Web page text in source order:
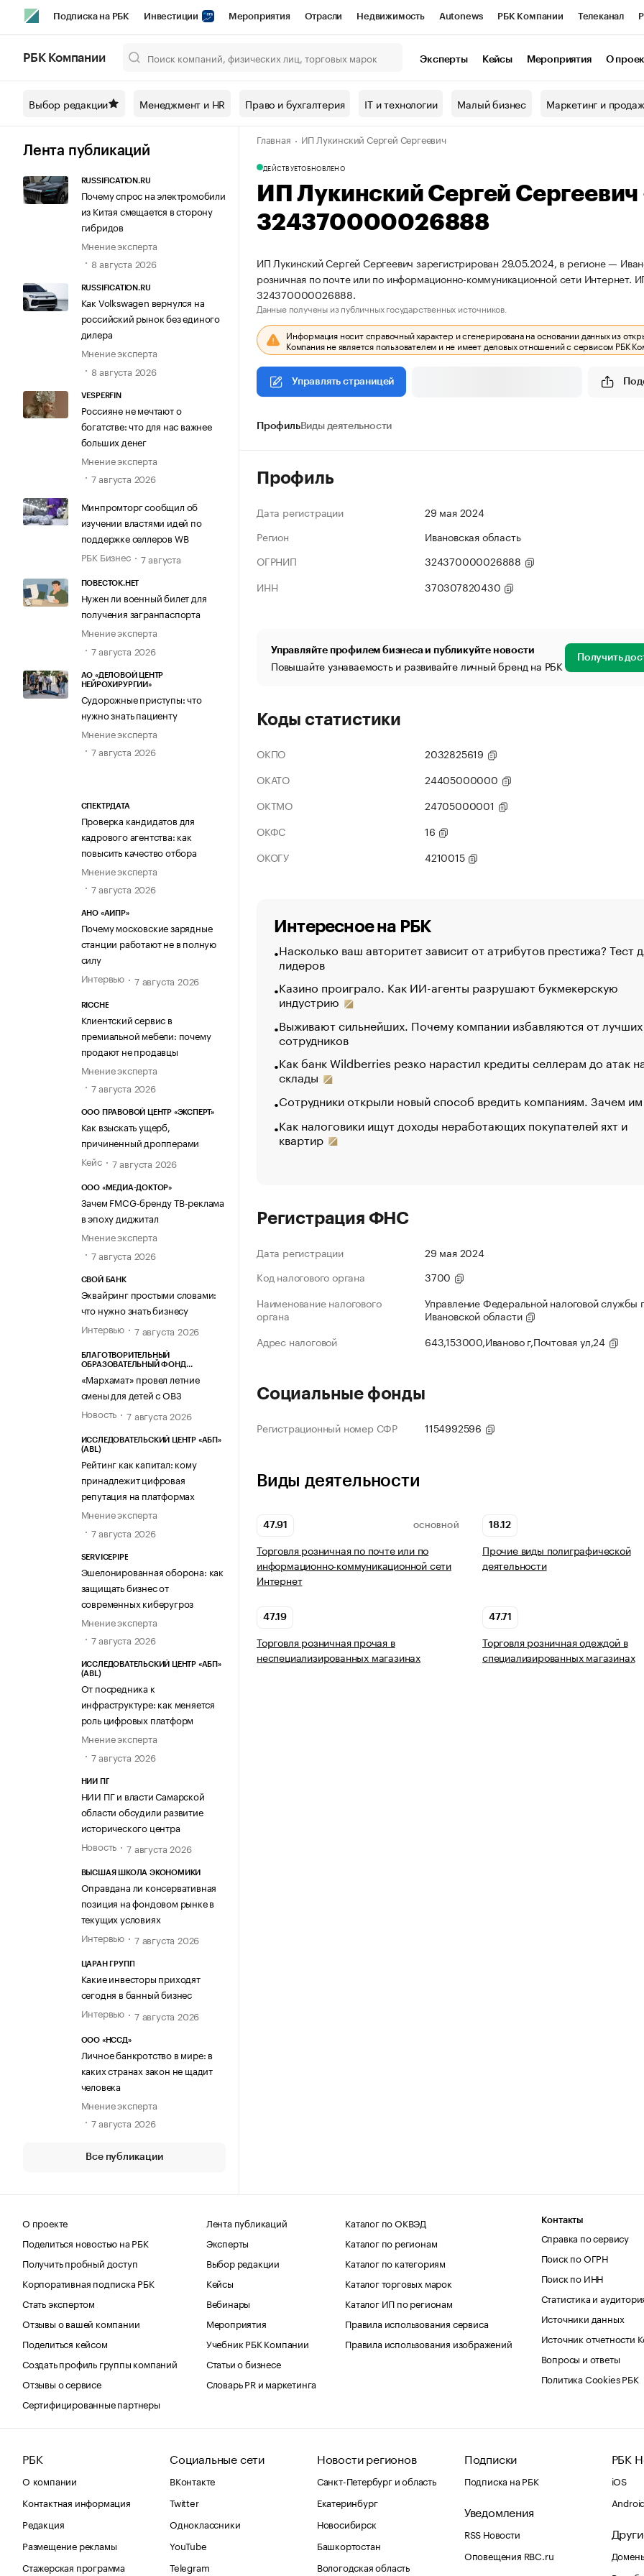
Подписка на РБК Инвестиции Мероприятия Отрасли Недвижимость Autonews РБК Компании Телеканал
Спецпроекты СПб Конференции СПб Спецпроекты Проверка контрагентов
Технологии и медиа Рынок наличной валюты
РБК Компании Эксперты Кейсы Мероприятия О
Выбор редакции Менеджмент и HR Право и бухгалтерия IT и технологии Малый бизнес Маркетинг и
Лента публикаций
RUSSIFICATION.RU
Почему спрос на электромобили
из Китая смещается в сторону
гибридов
Мнение эксперта
8 августа 2026
RUSSIFICATION.RU
Как Volkswagen вернулся на
российский рынок без единого
дилера
Мнение эксперта
8 августа 2026
VESPERFIN
Россияне не мечтают о
богатстве: что для нас важнее
больших денег
Мнение эксперта
7 августа 2026
Минпромторг сообщил об
изучении властями идей по
поддержке селлеров WB
РБК Бизнес
7 августа
ПОВЕСТОК.НЕТ
Нужен ли военный билет для
получения загранпаспорта
Мнение эксперта
7 августа 2026
АО «ДЕЛОВОЙ ЦЕНТР
НЕЙРОХИРУРГИИ»
Судорожные приступы: что
нужно знать пациенту
Мнение эксперта
7 августа 2026
СПЕКТРДАТА
Проверка кандидатов для
кадрового агентства: как
повысить качество отбора
Мнение эксперта
7 августа 2026
АНО «АИПР»
Почему московские зарядные
станции работают не в полную
силу
Интервью
7 августа 2026
RICCHE
Клиентский сервис в
премиальной мебели: почему
продают не продавцы
Мнение эксперта
7 августа 2026
ООО ПРАВОВОЙ ЦЕНТР «ЭКСПЕРТ»
Как взыскать ущерб,
причиненный дропперами
Кейс
7 августа 2026
ООО «МЕДИА-ДОКТОР»
Зачем FMCG-бренду ТВ-реклама
в эпоху диджитал
Мнение эксперта
7 августа 2026
СВОЙ БАНК
Эквайринг простыми словами:
что нужно знать бизнесу
Интервью
7 августа 2026
БЛАГОТВОРИТЕЛЬНЫЙ
ОБРАЗОВАТЕЛЬНЫЙ ФОНД
«Мархамат» провел летние
смены для детей с ОВЗ
Новость
7 августа 2026
ИССЛЕДОВАТЕЛЬСКИЙ ЦЕНТР «АБП»
(ABL)
Рейтинг как капитал: кому
принадлежит цифровая
репутация на платформах
Мнение эксперта
7 августа 2026
SERVICEPIPE
Эшелонированная оборона: как
защищать бизнес от
современных киберугроз
Мнение эксперта
7 августа 2026
ИССЛЕДОВАТЕЛЬСКИЙ ЦЕНТР «АБП»
(ABL)
От посредника к
инфраструктуре: как меняется
роль цифровых платформ
Мнение эксперта
7 августа 2026
НИИ ПГ
НИИ ПГ и власти Самарской
области обсудили развитие
исторического центра
Новость
7 августа 2026
ВЫСШАЯ ШКОЛА ЭКОНОМИКИ
Оправдана ли консервативная
позиция на фондовом рынке в
текущих условиях
Интервью
7 августа 2026
ЦАРАН ГРУПП
Какие инвесторы приходят
сегодня в банный бизнес
Интервью
7 августа 2026
ООО «НССД»
Личное банкротство в мире: в
каких странах закон не щадит
человека
Мнение эксперта
7 августа 2026
Все публикации
Главная ИП Лукинский Сергей Сергеевич
ДЕЙСТВУЕТОБНОВЛЕНО
ИП Лукинский Сергей
324370000026888
ИП Лукинский Сергей Сергеевич зарегистрирован 29.05.2024, в регионе —
розничная по почте или по информационно-коммуникационной сети
324370000026888.
Данные получены из публичных государственных источников.
Информация носит справочный характер и сгенерирована на основании данных из
Компания не является пользователем и не имеет деловых отношений с сервисом РБК
Управлять страницей
ПрофильВиды деятельности
Профиль
Дата регистрации
29 мая 2024
Регион
Ивановская область
ОГРНИП
324370000026888
ИНН
370307820430
Управляйте профилем бизнеса и публикуйте новости
Повышайте узнаваемость и развивайте личный бренд на РБК Получить
Коды статистики
ОКПО
2032825619
ОКАТО
24405000000
ОКТМО
24705000001
ОКФС
16
ОКОГУ
4210015
Интересное на РБК
Насколько ваш авторитет зависит от атрибутов престижа? Тест
лидеров
Казино проиграло. Как ИИ-агенты разрушают букмекерскую
индустрию
Выживают сильнейших. Почему компании избавляются от лучших
сотрудников
Как банк Wildberries резко нарастил кредиты селлерам до атак
склады
Сотрудники открыли новый способ вредить компаниям. Зачем
Как налоговики ищут доходы неработающих покупателей яхт и
квартир
Регистрация ФНС
Дата регистрации
29 мая 2024
Код налогового органа
3700
Наименование налогового
органа
Управление Федеральной налоговой службы
Ивановской области
Адрес налоговой
643,153000,Иваново г,Почтовая ул,24
Социальные фонды
Регистрационный номер СФР 1154992596
Виды деятельности
47.91 ОСНОВНОЙ
Торговля розничная по почте или по
информационно-коммуникационной сети
Интернет
18.12
Прочие виды полиграфической
деятельности
47.19
Торговля розничная прочая в
неспециализированных магазинах
47.71
Торговля розничная одеждой в
специализированных магазинах
О проекте
Поделиться новостью на РБК
Получить пробный доступ
Корпоративная подписка РБК
Стать экспертом
Отзывы о вашей компании
Поделиться кейсом
Создать профиль группы компаний
Отзывы о сервисе
Сертифицированные партнеры
Лента публикаций
Эксперты
Выбор редакции
Кейсы
Вебинары
Мероприятия
Учебник РБК Компании
Статьи о бизнесе
Словарь PR и маркетинга
Каталог по ОКВЭД
Каталог по регионам
Каталог по категориям
Каталог торговых марок
Каталог ИП по регионам
Правила использования сервиса
Правила использования изображений
Контакты
Справка по сервису
Поиск по ОГРН
Поиск по ИНН
Статистика и
Источники данных
Источник отчетности
Вопросы и ответы
Политика Cookies РБК
РБК
О компании
Контактная информация
Редакция
Размещение рекламы
Стажерская программа
Социальные сети
ВКонтакте
Twitter
Одноклассники
YouTube
Telegram
Новости регионов
Санкт-Петербург и область
Екатеринбург
Новосибирск
Башкортостан
Вологодская область
Подписки
Подписка на РБК
Уведомления
RSS Новости
Оповещения RBC.ru
РБК
iOS